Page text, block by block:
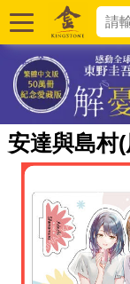
安達與島村